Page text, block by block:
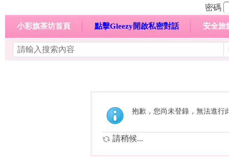
密碼
小彩旗茶坊首頁 點擊Gleezy開啟私密對話 安全旅
抱歉，您尚未登錄，無法進行
請稍候...